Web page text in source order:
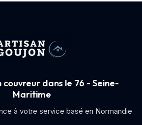
dans le 76 - Seine-
Maritime
à votre service basé en Normandie